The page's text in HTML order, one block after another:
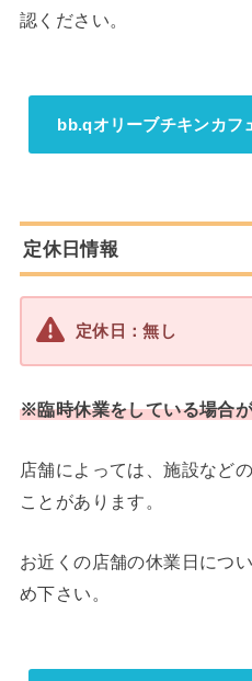
認ください。
bb.qオリーブチキンカフ
定休日情報
定休日：無し
※臨時休業をしている場合
店舗によっては、施設など
ことがあります。
お近くの店舗の休業日につ
め下さい。